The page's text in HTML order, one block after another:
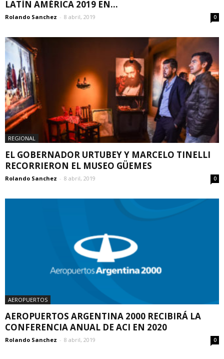
LATÍN AMÉRICA 2019 EN...
Rolando Sanchez - 8 abril, 2019 0
REGIONAL
EL GOBERNADOR URTUBEY Y MARCELO TINELLI
RECORRIERON EL MUSEO GÜEMES
Rolando Sanchez - 8 abril, 2019 0
AEROPUERTOS
AEROPUERTOS ARGENTINA 2000 RECIBIRÁ LA
CONFERENCIA ANUAL DE ACI EN 2020
Rolando Sanchez - 8 abril, 2019 0